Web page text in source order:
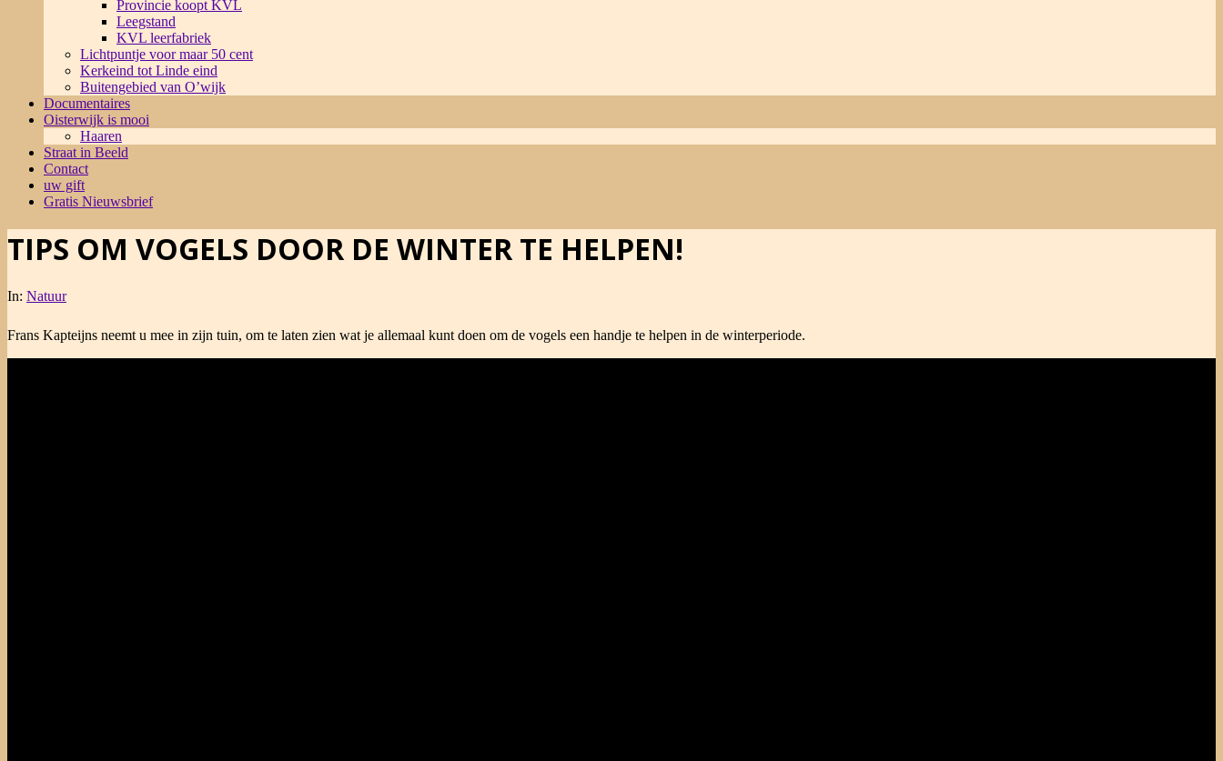
Provincie koopt KVL
Leegstand
KVL leerfabriek
Lichtpuntje voor maar 50 cent
Kerkeind tot Linde eind
Buitengebied van O’wijk
Documentaires
Oisterwijk is mooi
Haaren
Straat in Beeld
Contact
uw gift
Gratis Nieuwsbrief
TIPS OM VOGELS DOOR DE WINTER TE HELPEN!
In: Natuur
Frans Kapteijns neemt u mee in zijn tuin, om te laten zien wat je allemaal kunt doen om de vogels een handje te helpen in de winterperiode.